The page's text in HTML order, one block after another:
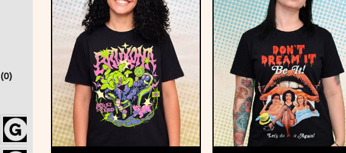
(0)
Adicionar
à lista de
desejos
Adicionar
à lista de
desejos